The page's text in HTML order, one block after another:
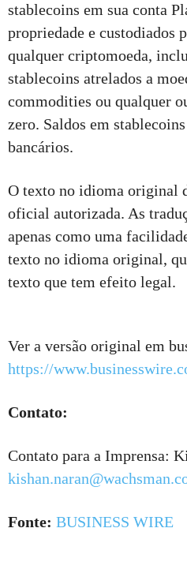
stablecoins em sua conta
propriedade e custodiados
qualquer criptomoeda,
stablecoins atrelados a
commodities ou qualquer
zero. Saldos em
bancários.
O texto no idioma original
oficial autorizada. As
apenas como uma
texto no idioma original,
texto que tem efeito legal.
Ver a versão original em
https://
Contato:
Contato para a Imprensa:
Fonte: BUSINESS WIRE